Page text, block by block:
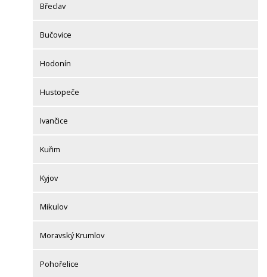
Břeclav
Bučovice
Hodonín
Hustopeče
Ivančice
Kuřim
Kyjov
Mikulov
Moravský Krumlov
Pohořelice